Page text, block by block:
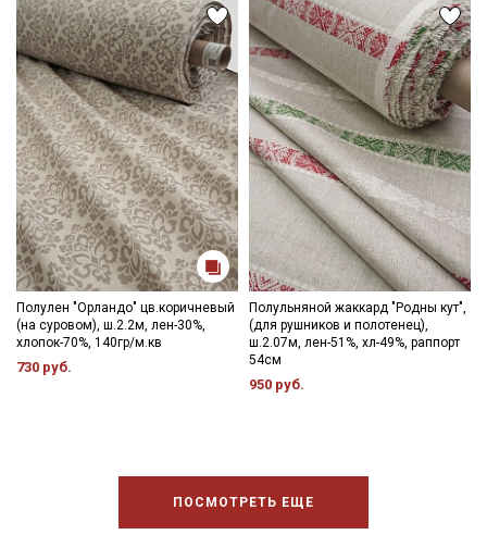
Полулен "Орландо" цв.коричневый
(на суровом), ш.2.2м, лен-30%,
хлопок-70%, 140гр/м.кв
730 руб.
Полульняной жаккард "Родны кут",
(для рушников и полотенец),
ш.2.07м, лен-51%, хл-49%, раппорт
54см
950 руб.
ПОСМОТРЕТЬ ЕЩЕ